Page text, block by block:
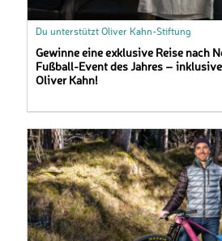
Du unterstützt Oliver Kahn-Stiftung
Gewinne eine exklusive Reise nach
Fußball-Event des Jahres –
Oliver Kahn!